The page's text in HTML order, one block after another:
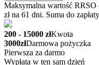
Maksymalna wartość
zł na 61 dni. Suma do
200 - 15000 złKwota
3000złDarmowa pożyczka
Pierwsza za darmo
Wypłata w ten sam dzień